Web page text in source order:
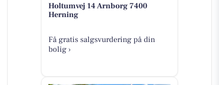
Holtumvej 14 Arnborg 7400
Herning
Få gratis salgsvurdering på din
bolig ›